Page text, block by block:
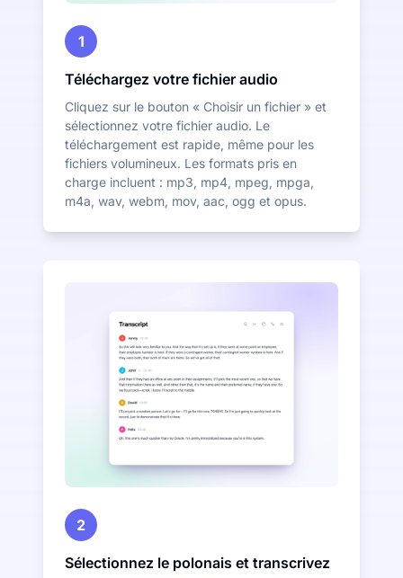
1
Téléchargez votre fichier audio
Cliquez sur le bouton « Choisir un fichier » et
sélectionnez votre fichier audio. Le
téléchargement est rapide, même pour les
fichiers volumineux. Les formats pris en
charge incluent : mp3, mp4, mpeg, mpga,
m4a, wav, webm, mov, aac, ogg et opus.
2
Sélectionnez le polonais et transcrivez